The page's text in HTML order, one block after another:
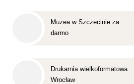
Muzea w Szczecinie za
darmo
Drukarnia wielkoformatowa
Wrocław